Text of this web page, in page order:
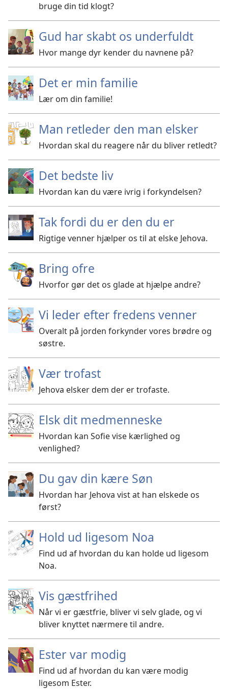
bruge din tid klogt?
Gud har skabt os underfuldt
Hvor mange dyr kender du navnene på?
Det er min familie
Lær om din familie!
Man retleder den man elsker
Hvordan skal du reagere når du bliver retledt?
Det bedste liv
Hvordan kan du være ivrig i forkyndelsen?
Tak fordi du er den du er
Rigtige venner hjælper os til at elske Jehova.
Bring ofre
Hvorfor gør det os glade at hjælpe andre?
Vi leder efter fredens venner
Overalt på jorden forkynder vores brødre og
søstre.
Vær trofast
Jehova elsker dem der er trofaste.
Elsk dit medmenneske
Hvordan kan Sofie vise kærlighed og
venlighed?
Du gav din kære Søn
Hvordan har Jehova vist at han elskede os
først?
Hold ud ligesom Noa
Find ud af hvordan du kan holde ud ligesom
Noa.
Vis gæstfrihed
Når vi er gæstfrie, bliver vi selv glade, og vi
bliver knyttet nærmere til andre.
Ester var modig
Find ud af hvordan du kan være modig
ligesom Ester.